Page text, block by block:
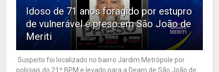
Idoso de 71 anos foragido por estupro
de vulnerável é preso em São João de
Meriti
Suspeito foi localizado no bairro Jardim Metrópole por
policiais do 21º BPM e levado para a Deam de São João de